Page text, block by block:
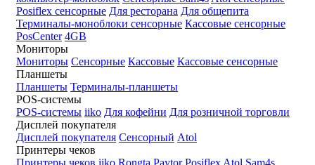
Posiflex сенсорные Для ресторана Для общепита
Терминалы-моноблоки сенсорные Кассовые сенсорные
PosCenter 4GB
Мониторы
Мониторы Сенсорные Кассовые Кассовые сенсорные
Планшеты
Планшеты Терминалы-планшеты
POS-системы
POS-системы iiko Для кофейни Для розничной торговли
Дисплей покупателя
Дисплей покупателя Сенсорный Atol
Принтеры чеков
Принтеры чеков iiko Rongta Paytor Posiflex Atol Sam4s